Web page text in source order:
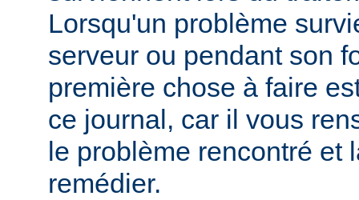
Lorsqu'un problème
serveur ou pendant son
première chose à faire
ce journal, car il vous
le problème rencontré et
remédier.